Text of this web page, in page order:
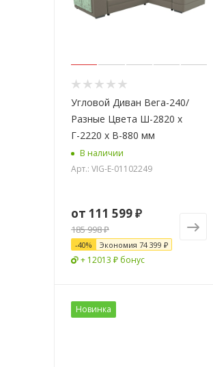
Угловой Диван Вега-240/
Разные Цвета Ш-2820 х
Г-2220 х В-880 мм
В наличии
Арт.: VIG-E-01102249
от 111 599 ₽
185 998 ₽
-40% Экономия 74 399 ₽
+ 12013 ₽ бонус
Новинка